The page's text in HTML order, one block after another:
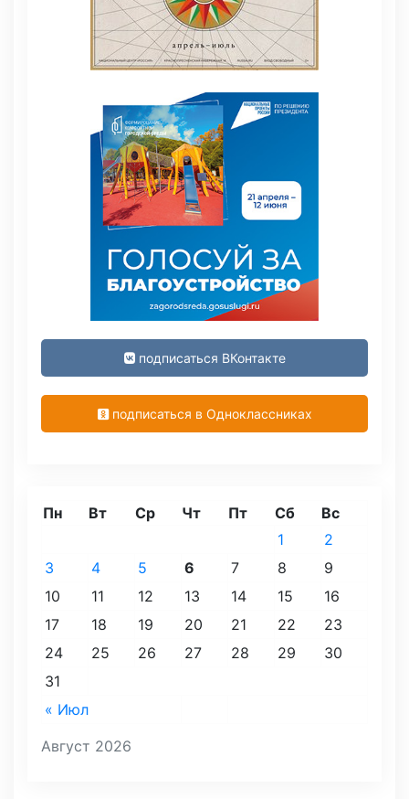
подписаться ВКонтакте
подписаться в Одноклассниках
Август 2026
Пн Вт Ср Чт Пт Сб Вс
« Июл
1
2
3
4 5 6 7 8
9
10
11 12 13 14 15
16
17
18 19 20 21 22
23
24
25 26 27 28 29
30
31